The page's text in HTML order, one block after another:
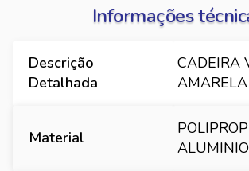
Informações
Descrição
Detalhada
CADEIRA
Material
ALUMINIO